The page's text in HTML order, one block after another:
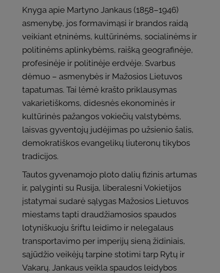
Knyga apie Martyno Jankaus (1858–1946)
asmenybę, jos formavimąsi ir brandos raidą
veikiant etninėms, kultūrinėms, socialinėms ir
politinėms aplinkybėms, raišką geografinėje,
profesinėje ir politinėje erdvėje. Svarbus
dėmuo – asmenybės ir Mažosios Lietuvos
tapatumas. Tai lėmė krašto priklausymas
vakarietiškoms, didesnės ekonominės ir
kultūrinės pažangos vokiečių valstybėms,
laisvas gyventojų judėjimas po užsienio šalis,
demokratiškos evangelikų liuteronų tikybos
tradicijos.
Tautos gyvenamojo ploto dalių fizinis artumas
ir, palyginti su Rusija, liberalesni Vokietijos
įstatymai sudarė sąlygas Mažosios Lietuvos
miestams tapti draudžiamosios spaudos
lotyniškuoju šriftu leidimo ir nelegalaus
transportavimo per imperijų sieną židiniais,
sąjūdžio veikėjų tarpine stotimi tarp Rytų ir
Vakarų. Jankaus veikla spaudos leidybos